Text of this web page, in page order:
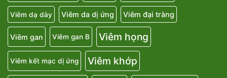
Viêm dạ dày Viêm da dị ứng Viêm đại tràng
Viêm gan Viêm gan B Viêm họng
Viêm kết mạc dị ứng Viêm khớp